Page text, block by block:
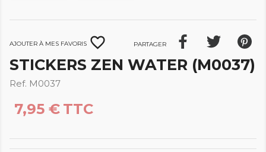
Ajouter à mes favoris favorite_border Partager
STICKERS ZEN WATER (M0037)
Ref. M0037
7,95 € TTC